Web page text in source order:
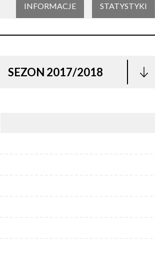
INFORMACJE STATYSTYKI
SEZON 2017/2018